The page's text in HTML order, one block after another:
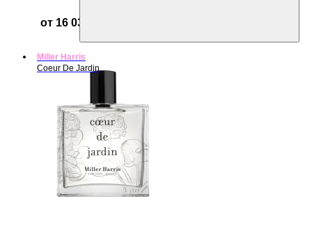
от 16 030 ₽
Miller Harris
Coeur De Jardin